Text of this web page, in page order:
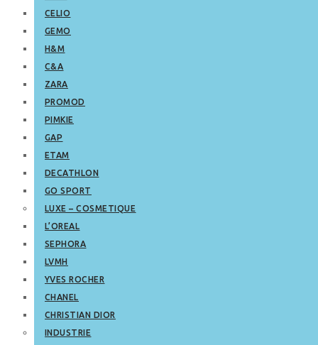
CELIO
GEMO
H&M
C&A
ZARA
PROMOD
PIMKIE
GAP
ETAM
DECATHLON
GO SPORT
LUXE – COSMETIQUE
L’OREAL
SEPHORA
LVMH
YVES ROCHER
CHANEL
CHRISTIAN DIOR
INDUSTRIE